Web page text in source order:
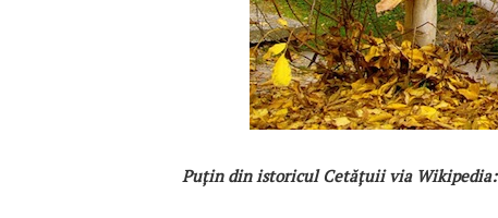
Puţin din istoricul Cetăţuii via Wikipedia: